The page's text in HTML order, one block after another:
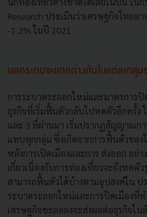
Research ประเมินว่าเศรษฐกิจไทยอ
-1.2% ในปี 2021
ผลกระทบจะแตกต่างกันในแต่ละกลุ่ม
การระบาดระลอกใหม่และมาตรการปิ
ธุรกิจที่เริ่มฟื้นตัวกลับไปหดตัวอีกครั้ง
และ 3 ที่ผ่านมา เริ่มปรากฏสัญญาณก
แทบทุกกลุ่ม ซึ่งเกิดจากการฟื้นตัวของ
หลังการเปิดเมืองและการ ส่งออก อย่
เกี่ยวเนื่องกับการท่องเที่ยวจะยังหดตั
สามารถฟื้นตัวได้บ้างตามอุปสงค์ใน ป
ระบาดระลอกใหม่และการปิดเมืองที่
เศรษฐกิจชะลอลงจะส่งผลต่อธุรกิจใน